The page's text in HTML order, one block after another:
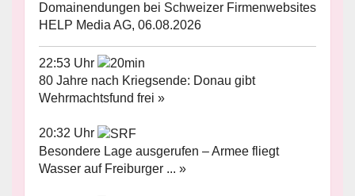
Domainendungen bei Schweizer Firmenwebsites
HELP Media AG, 06.08.2026
22:53 Uhr
80 Jahre nach Kriegsende: Donau gibt
Wehrmachtsfund frei »
20:32 Uhr
Besondere Lage ausgerufen – Armee fliegt
Wasser auf Freiburger ... »